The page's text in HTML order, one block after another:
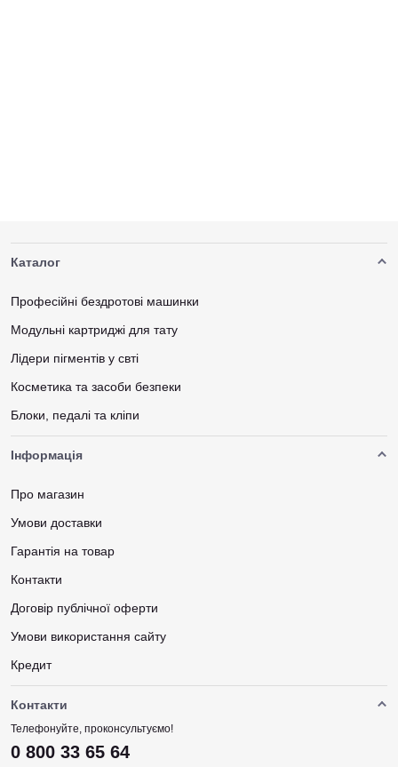
Каталог
Професійні бездротові машинки
Модульні картриджі для тату
Лідери пігментів у свті
Косметика та засоби безпеки
Блоки, педалі та кліпи
Інформація
Про магазин
Умови доставки
Гарантія на товар
Контакти
Договір публічної оферти
Умови використання сайту
Кредит
Контакти
Телефонуйте, проконсультуємо!
0 800 33 65 64